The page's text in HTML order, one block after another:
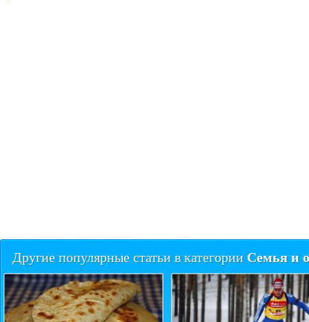
Другие популярные статьи в категории Семья и